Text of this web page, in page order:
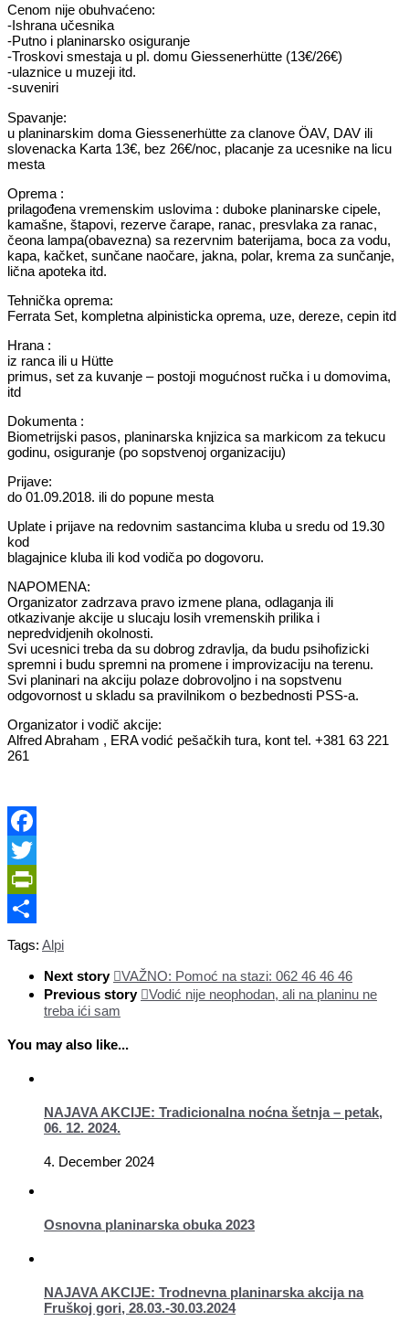
Cenom nije obuhvaćeno:
-Ishrana učesnika
-Putno i planinarsko osiguranje
-Troskovi smestaja u pl. domu Giessenerhütte (13€/26€)
-ulaznice u muzeji itd.
-suveniri
Spavanje:
u planinarskim doma Giessenerhütte za clanove ÖAV, DAV ili
slovenacka Karta 13€, bez 26€/noc, placanje za ucesnike na licu
mesta
Oprema :
prilagođena vremenskim uslovima : duboke planinarske cipele,
kamašne, štapovi, rezerve čarape, ranac, presvlaka za ranac,
čeona lampa(obavezna) sa rezervnim baterijama, boca za vodu,
kapa, kačket, sunčane naočare, jakna, polar, krema za sunčanje,
lična apoteka itd.
Tehnička oprema:
Ferrata Set, kompletna alpinisticka oprema, uze, dereze, cepin itd
Hrana :
iz ranca ili u Hütte
primus, set za kuvanje – postoji mogućnost ručka i u domovima,
itd
Dokumenta :
Biometrijski pasos, planinarska knjizica sa markicom za tekucu
godinu, osiguranje (po sopstvenoj organizaciju)
Prijave:
do 01.09.2018. ili do popune mesta
Uplate i prijave na redovnim sastancima kluba u sredu od 19.30
kod
blagajnice kluba ili kod vodiča po dogovoru.
NAPOMENA:
Organizator zadrzava pravo izmene plana, odlaganja ili
otkazivanje akcije u slucaju losih vremenskih prilika i
nepredvidjenih okolnosti.
Svi ucesnici treba da su dobrog zdravlja, da budu psihofizicki
spremni i budu spremni na promene i improvizaciju na terenu.
Svi planinari na akciju polaze dobrovoljno i na sopstvenu
odgovornost u skladu sa pravilnikom o bezbednosti PSS-a.
Organizator i vodič akcije:
Alfred Abraham , ERA vodić pešačkih tura, kont tel. +381 63 221
261
Facebook
Twitter
PrintFriendly
Share
Tags: Alpi
Next story
VAŽNO: Pomoć na stazi: 062 46 46 46
Previous story
Vodić nije neophodan, ali na planinu ne
treba ići sam
You may also like...
NAJAVA AKCIJE: Tradicionalna noćna šetnja – petak,
06. 12. 2024.
4. December 2024
Osnovna planinarska obuka 2023
NAJAVA AKCIJE: Trodnevna planinarska akcija na
Fruškoj gori, 28.03.-30.03.2024